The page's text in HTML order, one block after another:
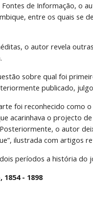
Fontes de Informação, o
entre os quais se
o autor revela
sobre qual foi
publicado,
foi reconhecido como
acarinhava o projecto
o autor
ilustrada com artigos
períodos a história do
- 1898